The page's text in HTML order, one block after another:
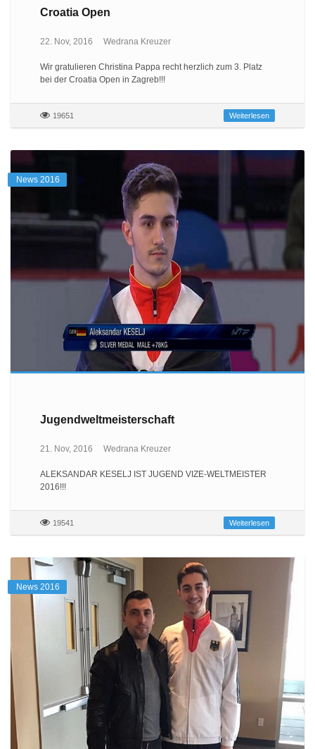
Croatia Open
22. Nov, 2016 Wedrana Kreuzer
Wir gratulieren Christina Pappa recht herzlich zum 3. Platz
bei der Croatia Open in Zagreb!!!
19651 Weiterlesen
News 2016
Jugendweltmeisterschaft
21. Nov, 2016 Wedrana Kreuzer
ALEKSANDAR KESELJ IST JUGEND VIZE-WELTMEISTER
2016!!!
19541 Weiterlesen
News 2016